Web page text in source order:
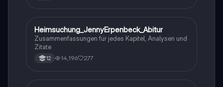
Deutsch
Heimsuchung_JennyErpenbeck_Abitur
Zusammenfassungen für jedes Kapitel, Analysen und
Zitate
12 14,196 277